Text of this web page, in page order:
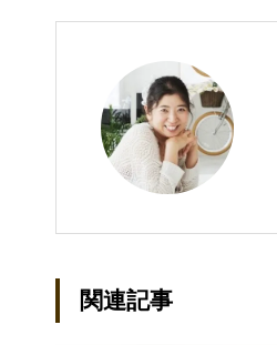
関連記事